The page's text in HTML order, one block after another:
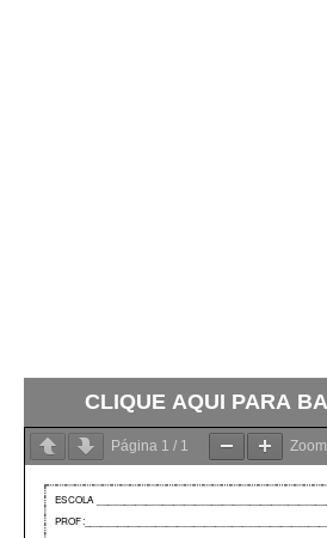
CLIQUE AQUI PARA
Página 1 / 1 Zoom